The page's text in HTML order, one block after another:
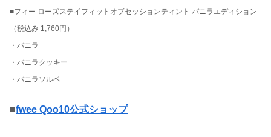
■フィー ローズステイフィットオブセッションティント バニラエディション
（税込み 1,760円）
・バニラ
・バニラクッキー
・バニラソルベ
■fwee Qoo10公式ショップ